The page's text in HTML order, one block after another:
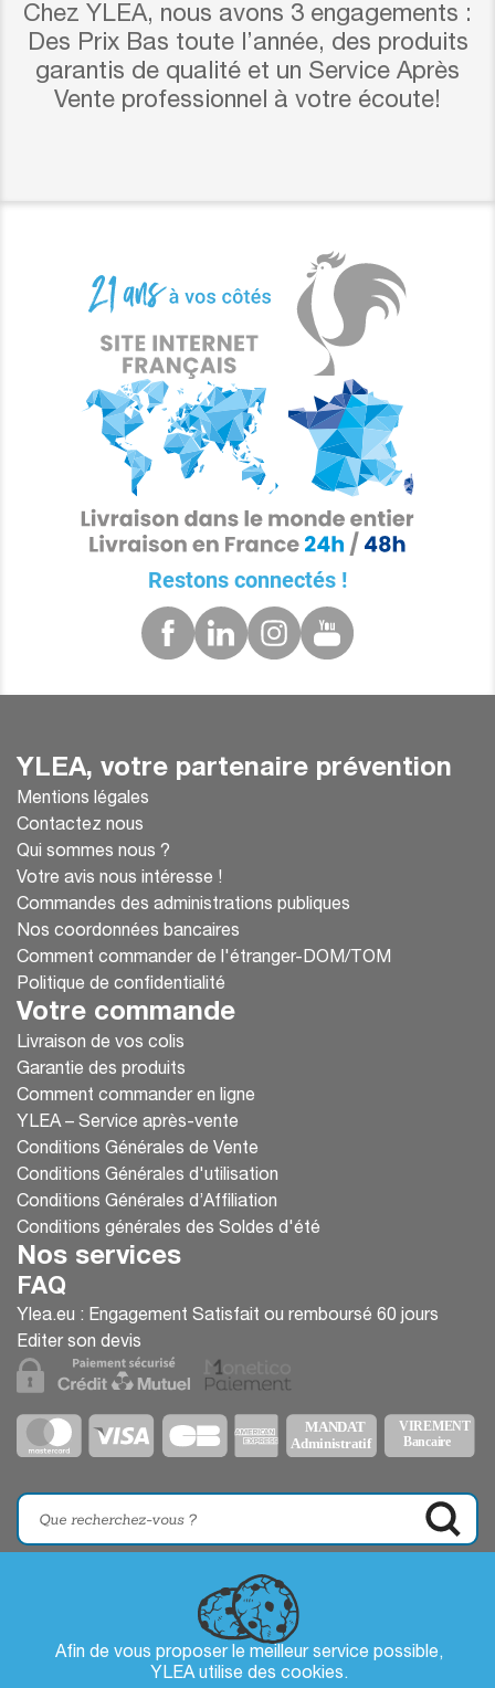
Afin de vous proposer le meilleur service possible,
YLEA utilise des cookies.
Chez YLEA, nous avons 3 engagements :
Des Prix Bas toute l’année, des produits
garantis de qualité et un Service Après
Vente professionnel à votre écoute!
Restons connectés !
YLEA, votre partenaire prévention
Mentions légales
Contactez nous
Qui sommes nous ?
Votre avis nous intéresse !
Commandes des administrations publiques
Nos coordonnées bancaires
Comment commander de l'étranger-DOM/TOM
Politique de confidentialité
Votre commande
Livraison de vos colis
Garantie des produits
Comment commander en ligne
YLEA – Service après-vente
Conditions Générales de Vente
Conditions Générales d'utilisation
Conditions Générales d’Affiliation
Conditions générales des Soldes d'été
Nos services
FAQ
Ylea.eu : Engagement Satisfait ou remboursé 60 jours
Editer son devis